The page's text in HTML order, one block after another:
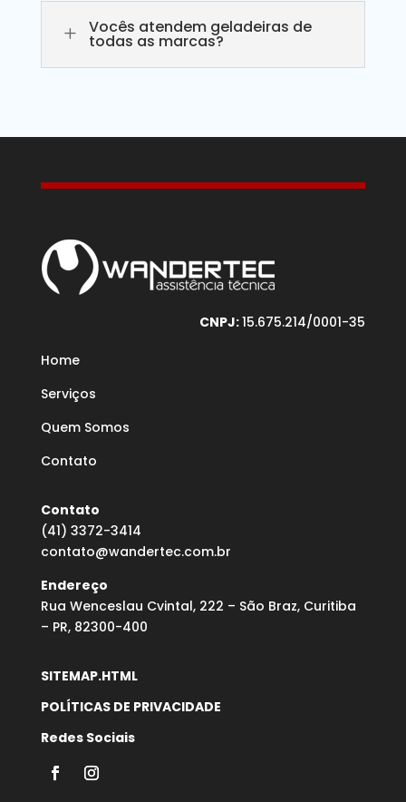
L Vocês atendem geladeiras de
todas as marcas?
CNPJ:15.675.214/0001-35
Home
Serviços
Quem Somos
Contato
Contato
(41) 3372-3414
contato@wandertec.com.br
Endereço
Rua Wenceslau Cvintal, 222 – São Braz, Curitiba
– PR, 82300-400
SITEMAP.HTML
POLÍTICAS DE PRIVACIDADE
Redes Sociais